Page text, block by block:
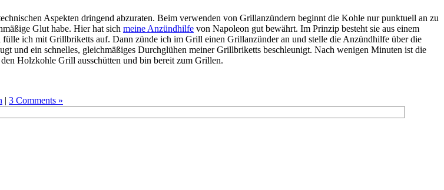
Aspekten dringend abzuraten. Beim verwenden von Grillanzündern beginnt die Kohle nur punktuell an zu
Glut habe. Hier hat sich meine Anzündhilfe von Napoleon gut bewährt. Im Prinzip besteht sie aus einem
ich mit Grillbriketts auf. Dann zünde ich im Grill einen Grillanzünder an und stelle die Anzündhilfe über die
und ein schnelles, gleichmäßiges Durchglühen meiner Grillbriketts beschleunigt. Nach wenigen Minuten ist die
Holzkohle Grill ausschütten und bin bereit zum Grillen.
| 3 Comments »